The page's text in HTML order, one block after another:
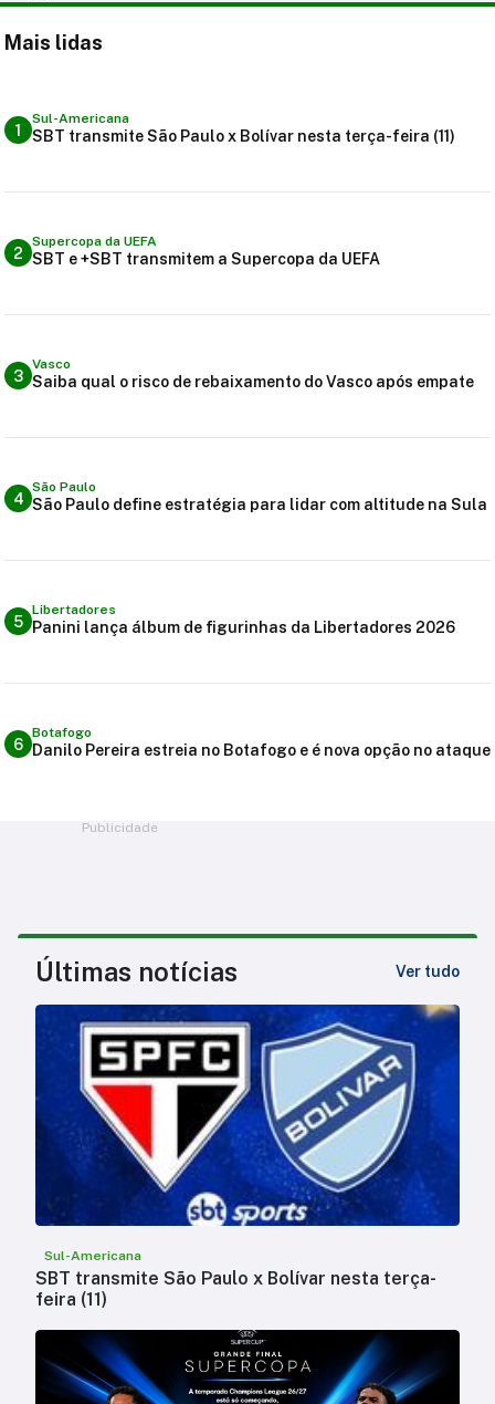
Mais lidas
1
Sul-Americana
SBT transmite São Paulo x Bolívar nesta terça-feira (11)
2
Supercopa da UEFA
SBT e +SBT transmitem a Supercopa da UEFA
3
Vasco
Saiba qual o risco de rebaixamento do Vasco após empate
4
São Paulo
São Paulo define estratégia para lidar com altitude na Sula
5
Libertadores
Panini lança álbum de figurinhas da Libertadores 2026
6
Botafogo
Danilo Pereira estreia no Botafogo e é nova opção no ataque
Publicidade
Últimas notícias Ver tudo
Sul-Americana
SBT transmite São Paulo x Bolívar nesta terça-
feira (11)